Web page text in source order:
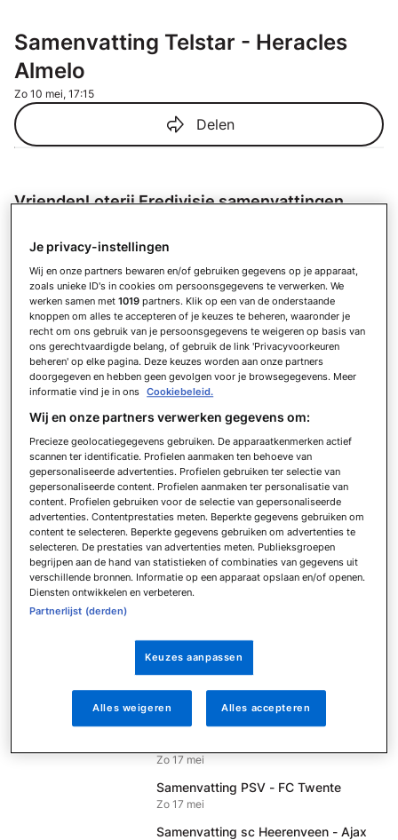
Samenvatting Telstar - Heracles
Almelo
Zo 10 mei, 17:15
Delen
VriendenLoterij Eredivisie samenvattingen
23 minuten geleden
Samenvatting SC Cambuur - Excelsior
Vr 7 augustus
Samenvatting Ajax - FC Utrecht
Zo 24 mei
Samenvatting FC Utrecht - sc
Heerenveen
Do 21 mei
Samenvatting Ajax - FC Groningen
Do 21 mei
Samenvatting PEC Zwolle - Feyenoord
Zo 17 mei
Samenvatting N.E.C. - Go Ahead
Eagles
Zo 17 mei
Samenvatting FC Volendam - Telstar
Zo 17 mei
Zo 17 mei
Samenvatting FC Utrecht - Fortuna
Samenvatting Heracles Almelo - FC
Zo 17 mei
Samenvatting PSV - FC Twente
Zo 17 mei
Samenvatting sc Heerenveen - Ajax
Je privacy-instellingen
Wij en onze partners bewaren en/of gebruiken gegevens op je apparaat,
zoals unieke ID's in cookies om persoonsgegevens te verwerken. We
werken samen met1019 partners. Klik op een van de onderstaande
knoppen om alles te accepteren of je keuzes te beheren, waaronder je
recht om ons gebruik van je persoonsgegevens te weigeren op basis van
ons gerechtvaardigde belang, of gebruik de link 'Privacyvoorkeuren
beheren' op elke pagina. Deze keuzes worden aan onze partners
doorgegeven en hebben geen gevolgen voor je browsegegevens. Meer
informatie vind je in ons Cookiebeleid.
Wij en onze partners verwerken gegevens om:
Precieze geolocatiegegevens gebruiken. De apparaatkenmerken actief
scannen ter identificatie. Profielen aanmaken ten behoeve van
gepersonaliseerde advertenties. Profielen gebruiken ter selectie van
gepersonaliseerde content. Profielen aanmaken ter personalisatie van
content. Profielen gebruiken voor de selectie van gepersonaliseerde
advertenties. Contentprestaties meten. Beperkte gegevens gebruiken om
content te selecteren. Beperkte gegevens gebruiken om advertenties te
selecteren. De prestaties van advertenties meten. Publieksgroepen
begrijpen aan de hand van statistieken of combinaties van gegevens uit
verschillende bronnen. Informatie op een apparaat opslaan en/of openen.
Diensten ontwikkelen en verbeteren.
Partnerlijst (derden)
Keuzes aanpassen
Alles weigeren Alles accepteren